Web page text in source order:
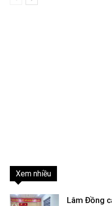
Xem nhiều
Lâm Đồng